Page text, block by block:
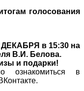
голосования
ДЕКАБРЯ в 15:30 на
В.И. Белова.
и подарки!
ознакомиться в